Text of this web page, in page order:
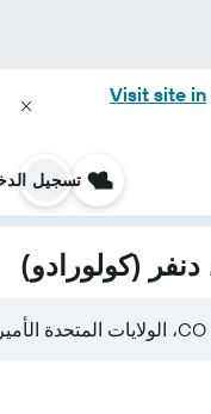
Visit site in
تسجيل